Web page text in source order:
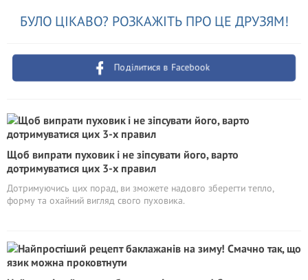
БУЛО ЦІКАВО? РОЗКАЖІТЬ ПРО ЦЕ ДРУЗЯМ!
Поділитися в Facebook
Щоб випрати пуховик і не зіпсувати його, варто
дотримуватися цих 3-х правил
Дотримуючись цих порад, ви зможете надовго зберегти тепло,
форму та охайний вигляд свого пуховика.